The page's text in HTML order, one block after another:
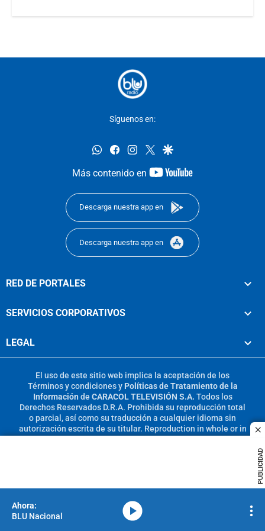
PUBLICIDAD
Síguenos en:
whatsappfacebookinstagram
twittergoogle
Más contenido en
youtube-
Descarga nuestra app en
Descarga nuestra app en
RED DE PORTALES
SERVICIOS CORPORATIVOS
LEGAL
El uso de este sitio web implica la aceptación de los
Términos y condicionesy Políticas de Tratamiento de la
Información de CARACOL TELEVISIÓN S.A. Todos los
Derechos Reservados D.R.A. Prohibida su reproducción total
o parcial, así como su traducción a cualquier idioma sin
autorización escrita de su titular. Reproduction in whole or in
BLU Nacional